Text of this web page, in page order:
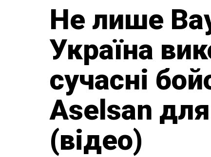
Не лише
Україна
сучасні
Aselsan
(відео)